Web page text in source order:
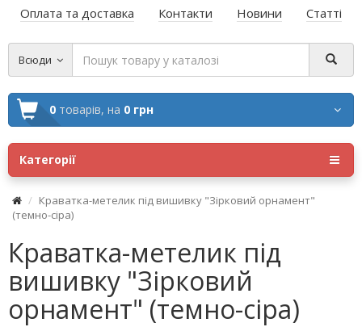
Оплата та доставка Контакти Новини Статті
Всюди
0 товарів, на 0 грн
Категорії
Краватка-метелик під вишивку "Зірковий орнамент"
(темно-сіра)
Краватка-метелик під
вишивку "Зірковий
орнамент" (темно-сіра)